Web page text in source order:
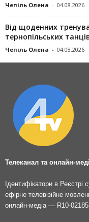
Чепіль Олена - 04.08.2026
Від щоденних
тернопільських
Чепіль Олена - 04.08.2026
Телеканал та онлайн-
Ідентифікатори в Реєстрі
ефірне телевізійне
онлайн-медіа — R10-02185